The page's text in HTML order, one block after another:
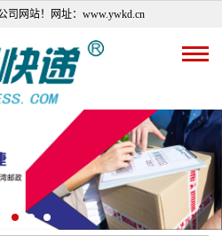
司网站！网址：www.ywkd.cn